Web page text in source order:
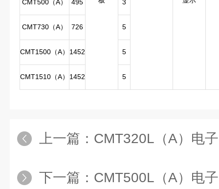
CMT500（A） 495 3
CMT730（A） 726 5
CMT1500（A） 1452 5
CMT1510（A） 1452 5
上一篇： CMT320L（A）电子防潮柜,
下一篇： CMT500L（A）电子防潮柜,